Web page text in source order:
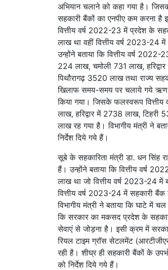
अभियान चलाने को कहा गया है।
सहकारी बैंकों का एनपीए कम करना
वित्तीय वर्ष 2022-23 में प्रदेश के
लाख था वहीं वित्तीय वर्ष 2023-
उन्होंने बताया कि वित्तीय वर्ष
224 लाख, चमोली 731 लाख,
पिथौरागढ़ 3520 लाख तथा राज्य
खिलाफ समय-समय पर चलाये गये ऋण
किया गया। जिसके फलस्वरूप
लाख, हरिद्वार में 2738 लाख,
लाख रह गया है। विभागीय मंत्री ने
निर्देश दिये गये हैं।
सूबे के सहकारिता मंत्री डा. धन सिंह
हैं। उन्होंने बताया कि वित्तीय
लाख था जो वित्तीय वर्ष 2023-24
वित्तीय वर्ष 2023-24 में सहकारी
विभागीय मंत्री ने बताया कि घाटे में
कि सरकार का मकसद प्रदेश के
सेवाएं से जोड़ना है। इसी क्रम में
रियल टाइम ग्रॉस सेटलमेंट
रही है। शीघ्र ही सहकारी बैंकों के
को निर्देश दिये गये हैं।